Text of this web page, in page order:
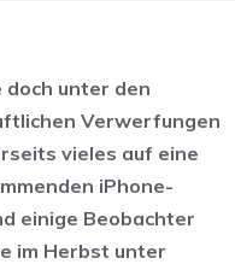
doch unter den
Verwerfungen
vieles auf eine
iPhone-
einige Beobachter
im Herbst unter